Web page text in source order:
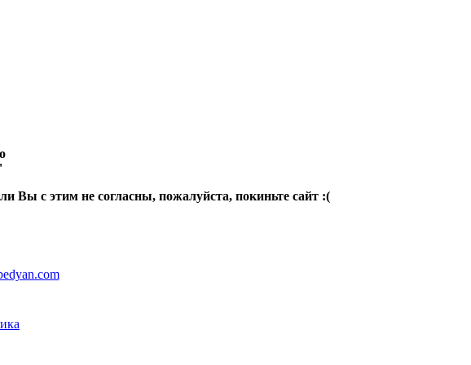
Вы с этим не согласны, пожалуйста, покиньте сайт :(